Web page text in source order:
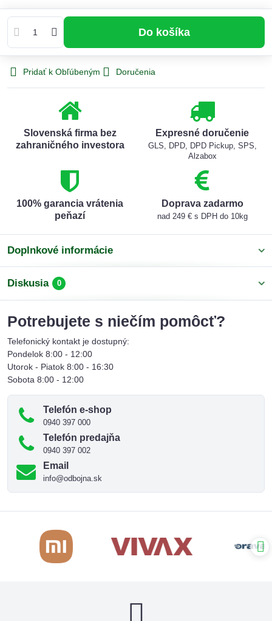
Do košíka
Pridať k Obľúbeným Doručenia
Slovenská firma bez
zahraničného investora
Expresné doručenie
GLS, DPD, DPD Pickup, SPS,
Alzabox
100% garancia vrátenia
peňazí
Doprava zadarmo
nad 249 € s DPH do 10kg
Doplnkové informácie
Diskusia 0
Potrebujete s niečím pomôcť?
Telefonický kontakt je dostupný:
Pondelok 8:00 - 12:00
Utorok - Piatok 8:00 - 16:30
Sobota 8:00 - 12:00
Telefón e-shop
0940 397 000
Telefón predajňa
0940 397 002
Email
info@odbojna.sk